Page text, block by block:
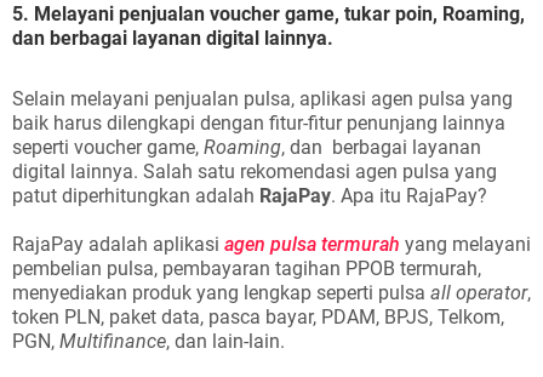
5. Melayani penjualan voucher game, tukar poin, Roaming,
dan berbagai layanan digital lainnya.
Selain melayani penjualan pulsa, aplikasi agen pulsa yang
baik harus dilengkapi dengan fitur-fitur penunjang lainnya
seperti voucher game, Roaming, dan berbagai layanan
digital lainnya. Salah satu rekomendasi agen pulsa yang
patut diperhitungkan adalah RajaPay. Apa itu RajaPay?
RajaPay adalah aplikasi agen pulsa termurah yang melayani
pembelian pulsa, pembayaran tagihan PPOB termurah,
menyediakan produk yang lengkap seperti pulsa all operator,
token PLN, paket data, pasca bayar, PDAM, BPJS, Telkom,
PGN, Multifinance, dan lain-lain.